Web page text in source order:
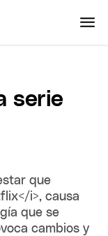
serie
que
i>, causa
que se
cambios y